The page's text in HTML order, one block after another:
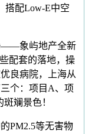
搭配Low-E中空
象屿地产全新
配套的落地，操
良病院，上海从
个：项目A、项
斓景色！
PM2.5等无害物